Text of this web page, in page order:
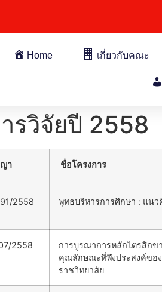
Home เกี่ยวกับคณะ
รวิจัยปี 2558
า ชื่อโครงการ
2558 พุทธบริหารการศึกษา : แน
2558
การบูรณาการหลักไตรสิกข
คุณลักษณะที่พึงประสงค์ขอ
ราชวิทยาลัย